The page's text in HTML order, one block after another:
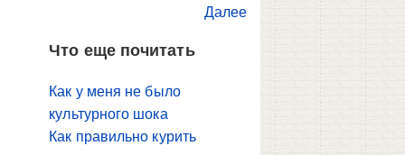
Далее
Что еще почитать
Как у меня не было
культурного шока
Как правильно курить